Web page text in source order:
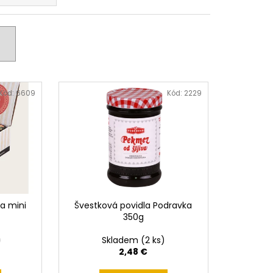
mini
6609
Švestková povidla Podravka
350g
Skladem (2 ks)
2,48 €
Kód: 2229
ANANAS 900G